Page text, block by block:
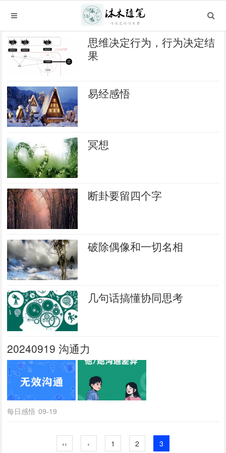
思维决定行为，行为决定结
果
易经感悟
冥想
断卦要留四个字
破除偶像和一切名相
几句话搞懂协同思考
20240919 沟通力
每日感悟 09-19
‹‹ ‹ 1 2 3